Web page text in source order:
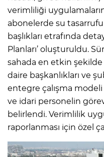
verimliliği
abonelerde su tasarrufu
başlıkları etrafında
Planları’ oluşturuldu.
sahada en etkin
daire başkanlıkları ve
entegre çalışma
ve idari personelin
belirlendi. Verimlilik
raporlanması için özel